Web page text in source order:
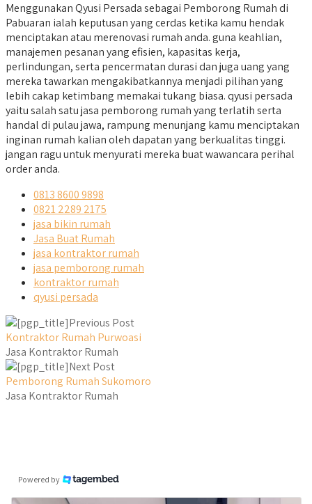
Menggunakan Qyusi Persada sebagai Pemborong Rumah di
Pabuaran ialah keputusan yang cerdas ketika kamu hendak
menciptakan atau merenovasi rumah anda. guna keahlian,
manajemen pesanan yang efisien, kapasitas kerja,
perlindungan, serta pencermatan durasi dan juga uang yang
mereka tawarkan mengakibatkannya menjadi pilihan yang
lebih cakap ketimbang memakai tukang biasa. qyusi persada
yaitu salah satu jasa pemborong rumah yang terlatih serta
handal di pulau jawa, rampung menunjang kamu menciptakan
inginan rumah kalian oleh dapatan yang berkualitas tinggi.
jangan ragu untuk menyurati mereka buat wawancara perihal
order anda.
0813 8600 9898
0821 2289 2175
jasa bikin rumah
Jasa Buat Rumah
jasa kontraktor rumah
jasa pemborong rumah
kontraktor rumah
qyusi persada
Previous Post
Kontraktor Rumah Purwoasi
Jasa Kontraktor Rumah
Next Post
Pemborong Rumah Sukomoro
Jasa Kontraktor Rumah
Powered by